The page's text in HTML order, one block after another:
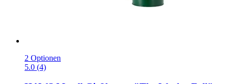
2 Optionen
5.0 (4)